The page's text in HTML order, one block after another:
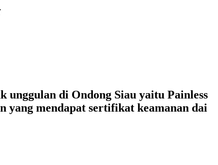
unggulan di Ondong Siau yaitu Painless
yang mendapat sertifikat keamanan dai